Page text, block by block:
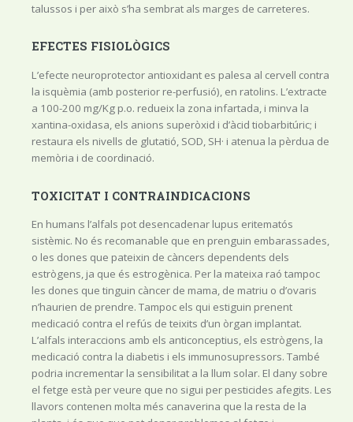
talussos i per això s’ha sembrat als marges de carreteres.
EFECTES FISIOLÒGICS
L’efecte neuroprotector antioxidant es palesa al cervell contra
la isquèmia (amb posterior re-perfusió), en ratolins. L’extracte
a 100-200 mg/Kg p.o. redueix la zona infartada, i minva la
xantina-oxidasa, els anions superòxid i d’àcid tiobarbitúric; i
restaura els nivells de glutatió, SOD, SH· i atenua la pèrdua de
memòria i de coordinació.
TOXICITAT I CONTRAINDICACIONS
En humans l’alfals pot desencadenar lupus eritematós
sistèmic. No és recomanable que en prenguin embarassades,
o les dones que pateixin de càncers dependents dels
estrògens, ja que és estrogènica. Per la mateixa raó tampoc
les dones que tinguin càncer de mama, de matriu o d’ovaris
n’haurien de prendre. Tampoc els qui estiguin prenent
medicació contra el refús de teixits d’un òrgan implantat.
L’alfals interaccions amb els anticonceptius, els estrògens, la
medicació contra la diabetis i els immunosupressors. També
podria incrementar la sensibilitat a la llum solar. El dany sobre
el fetge està per veure que no sigui per pesticides afegits. Les
llavors contenen molta més canaverina que la resta de la